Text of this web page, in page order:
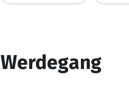
Werdegang